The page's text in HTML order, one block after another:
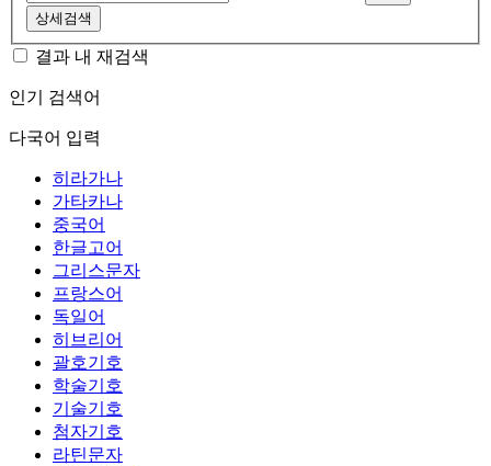
상세검색
결과 내 재검색
인기 검색어
다국어 입력
히라가나
가타카나
중국어
한글고어
그리스문자
프랑스어
독일어
히브리어
괄호기호
학술기호
기술기호
첨자기호
라틴문자